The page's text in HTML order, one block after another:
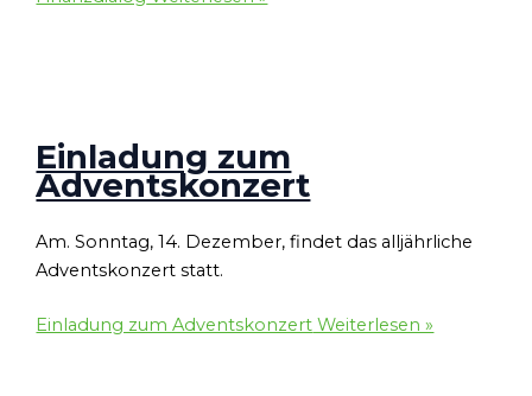
Einladung zum
Adventskonzert
Am. Sonntag, 14. Dezember, findet das alljährliche
Adventskonzert statt.
Einladung zum Adventskonzert Weiterlesen »